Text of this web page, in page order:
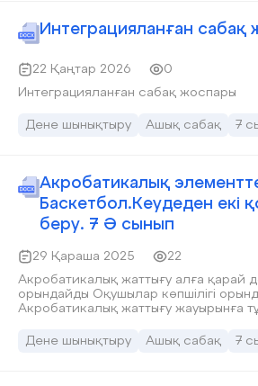
Интеграцияланған сабақ
22 Қаңтар 2026
0
Интеграцияланған сабақ жоспары
Дене шынықтыру Ашық сабақ 7
Акробатикалық
Баскетбол.Кеудеден екі
беру. 7 Ә сынып
29 Қараша 2025
22
Акробатикалық жаттығу алға қарай
орындайды Оқушылар көпшілігі
Акробатикалық жаттығу жауырынға
көпіршені жасайды
Дене шынықтыру Ашық сабақ 7